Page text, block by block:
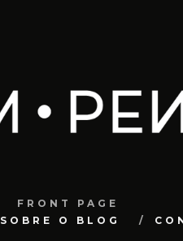
FRONT PAGE
SOBRE O BLOG